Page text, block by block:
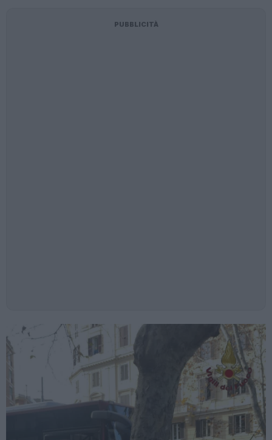
PUBBLICITÀ